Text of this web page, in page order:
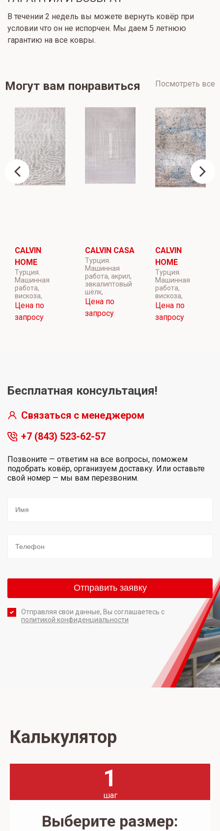
В течении 2 недель вы можете вернуть ковёр при
условии что он не испорчен. Мы даем 5 летнюю
гарантию на все ковры.
Могут вам понравиться Посмотреть все
CALVIN
HOME
Турция.
Машинная
работа,
вискоза,
Цена по
запросу
CALVIN CASA
Турция.
Машинная
работа, акрил,
эвкалиптовый
шёлк,
Цена по
запросу
CALVIN
HOME
Турция.
Машинная
работа,
вискоза,
Цена по
запросу
Бесплатная консультация!
Связаться с менеджером
+7 (843) 523-62-57
Позвоните — ответим на все вопросы, поможем
подобрать ковёр, организуем доставку. Или оставьте
свой номер — мы вам перезвоним.
Отправляя свои данные, Вы соглашаетесь с
политикой конфиденциальности
Калькулятор
1
шаг
Выберите размер: